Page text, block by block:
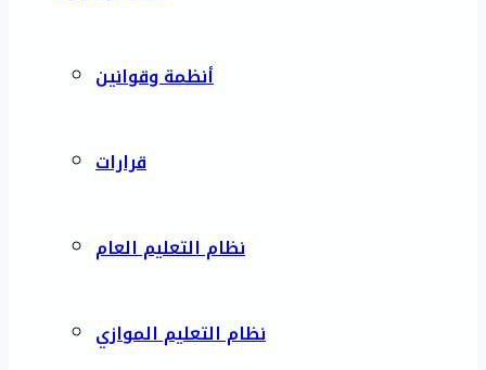
أنظمة وقوانين
قرارات
نظام التعليم العام
نظام التعليم الموازي